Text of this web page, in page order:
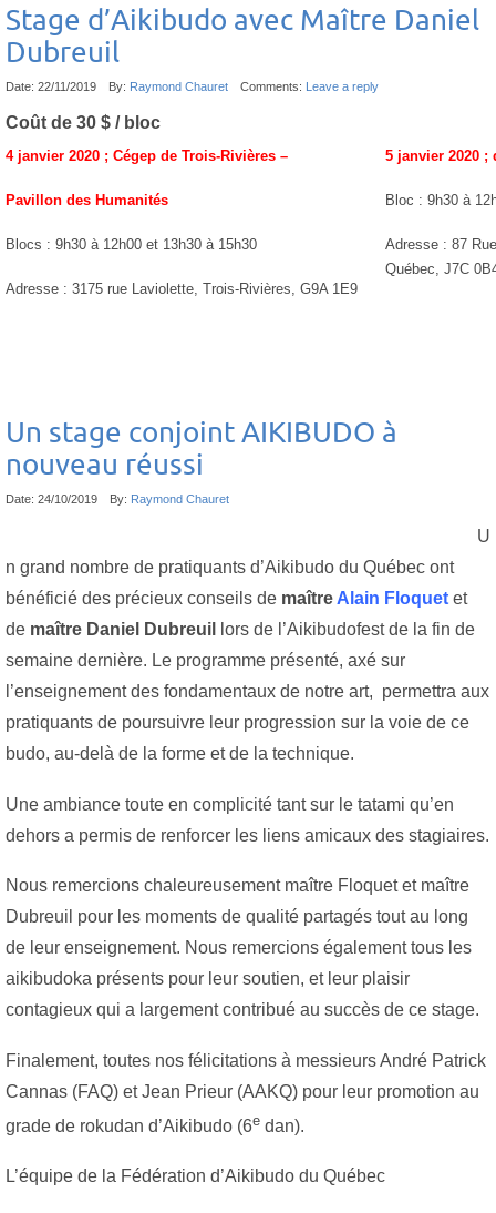
Stage d’Aikibudo avec Maître Daniel
Dubreuil
Date: 22/11/2019 By: Raymond Chauret Comments: Leave a reply
Coût de 30 $ / bloc
4 janvier 2020 ; Cégep de Trois-Rivières –
Pavillon des Humanités
Blocs : 9h30 à 12h00 et 13h30 à 15h30
Adresse : 3175 rue Laviolette, Trois-Rivières, G9A 1E9
5 janvier 2020
Bloc : 9h30 à
Adresse : 87
Québec, J7C
Un stage conjoint AIKIBUDO à
nouveau réussi
Date: 24/10/2019 By: Raymond Chauret
U
n grand nombre de pratiquants d’Aikibudo du Québec ont
bénéficié des précieux conseils de maître Alain Floquet et
de maître Daniel Dubreuil
lors de l’Aikibudofest de la fin de
semaine dernière. Le programme présenté, axé sur
l’enseignement des fondamentaux de notre art, permettra aux
pratiquants de poursuivre leur progression sur la voie de ce
budo, au-delà de la forme et de la technique.
Une ambiance toute en complicité tant sur le tatami qu’en
dehors a permis de renforcer les liens amicaux des stagiaires.
Nous remercions chaleureusement maître Floquet et maître
Dubreuil pour les moments de qualité partagés tout au long
de leur enseignement. Nous remercions également tous les
aikibudoka présents pour leur soutien, et leur plaisir
contagieux qui a largement contribué au succès de ce stage.
Finalement, toutes nos félicitations à messieurs André Patrick
Cannas (FAQ) et Jean Prieur (AAKQ) pour leur promotion au
grade de rokudan d’Aikibudo (6e dan).
L’équipe de la Fédération d’Aikibudo du Québec